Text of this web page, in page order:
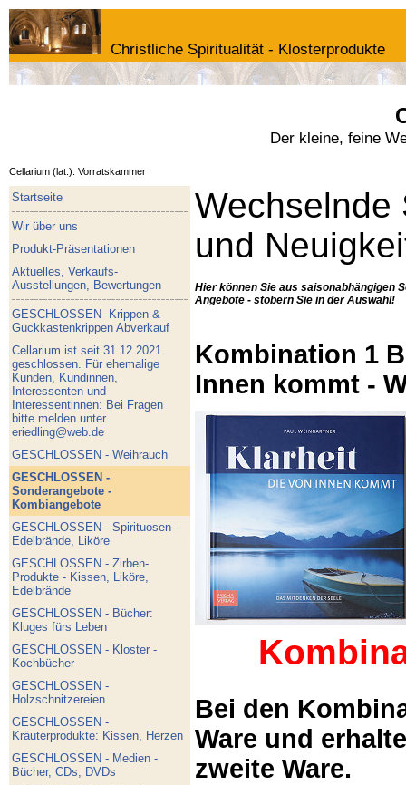
Christliche Spiritualität - Klosterprodukte
Der kleine, feine
Cellarium (lat.): Vorratskammer
Startseite
Wir über uns
Produkt-Präsentationen
Aktuelles, Verkaufs-
Ausstellungen, Bewertungen
GESCHLOSSEN -Krippen &
Guckkastenkrippen Abverkauf
Cellarium ist seit 31.12.2021
geschlossen. Für ehemalige
Kunden, Kundinnen,
Interessenten und
Interessentinnen: Bei Fragen
bitte melden unter
eriedling@web.de
GESCHLOSSEN - Weihrauch
GESCHLOSSEN -
Sonderangebote -
Kombiangebote
GESCHLOSSEN - Spirituosen -
Edelbrände, Liköre
GESCHLOSSEN - Zirben-
Produkte - Kissen, Liköre,
Edelbrände
GESCHLOSSEN - Bücher:
Kluges fürs Leben
GESCHLOSSEN - Kloster -
Kochbücher
GESCHLOSSEN -
Holzschnitzereien
GESCHLOSSEN -
Kräuterprodukte: Kissen, Herzen
GESCHLOSSEN - Medien -
Bücher, CDs, DVDs
Wechselnde
und
Hier können Sie aus saisonabhängigen
Angebote - stöbern Sie in der Auswahl!
Kombination 1
Innen kommt -
Bei den
Ware und
zweite Ware.